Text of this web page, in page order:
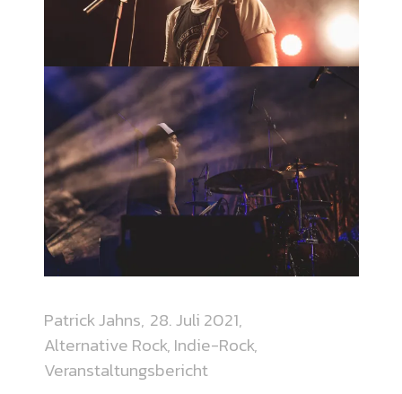
Patrick Jahns 28. Juli 2021
Alternative Rock, Indie-Rock,
Veranstaltungsbericht